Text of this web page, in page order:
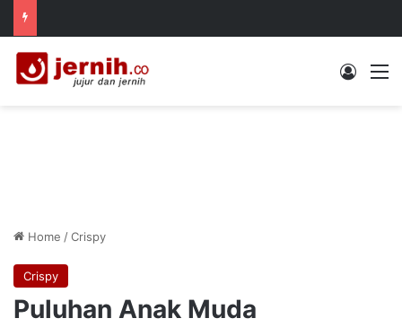
Log In
Home /Crispy
Crispy
Puluhan Anak Muda